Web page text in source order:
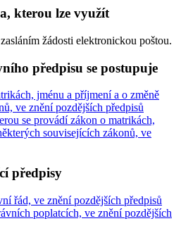
kterou lze využít
žádosti elektronickou poštou.
předpisu se postupuje
jménu a příjmení a o změně
ve znění pozdějších předpisů
se provádí zákon o matrikách,
souvisejících zákonů, ve
předpisy
řád, ve znění pozdějších předpisů
poplatcích, ve znění pozdějších